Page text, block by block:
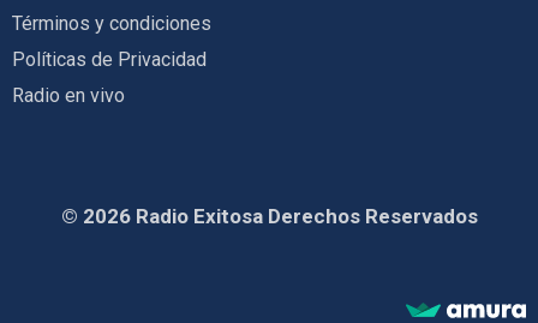
Términos y condiciones
Políticas de Privacidad
Radio en vivo
© 2026 Radio Exitosa Derechos Reservados